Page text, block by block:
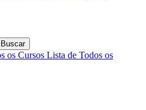
Buscar
os Cursos Lista de Todos os